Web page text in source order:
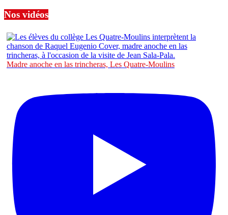
Nos vidéos
Madre anoche en las trincheras, Les Quatre-Moulins